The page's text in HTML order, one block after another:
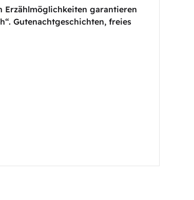
garantieren
Gutenachtgeschichten, freies